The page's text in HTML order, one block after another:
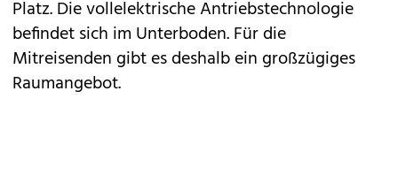
Platz. Die vollelektrische Antriebstechnologie
befindet sich im Unterboden. Für die
Mitreisenden gibt es deshalb ein großzügiges
Raumangebot.